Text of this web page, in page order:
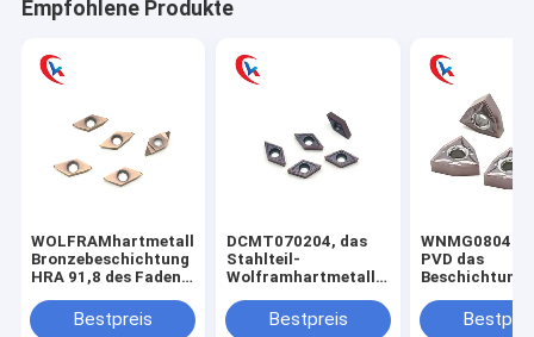
Empfohlene Produkte
WOLFRAMhartmetalleinsatz-
Bronzebeschichtung
HRA 91,8 des Faden-
TKFT12RB6000
Drehen
Bestpreis
DCMT070204, das
Stahlteil-
Wolframhartmetalleinsatz-
Beschichtung
verarbeitet
Bestpreis
PVD das
Edelstahl-
ein